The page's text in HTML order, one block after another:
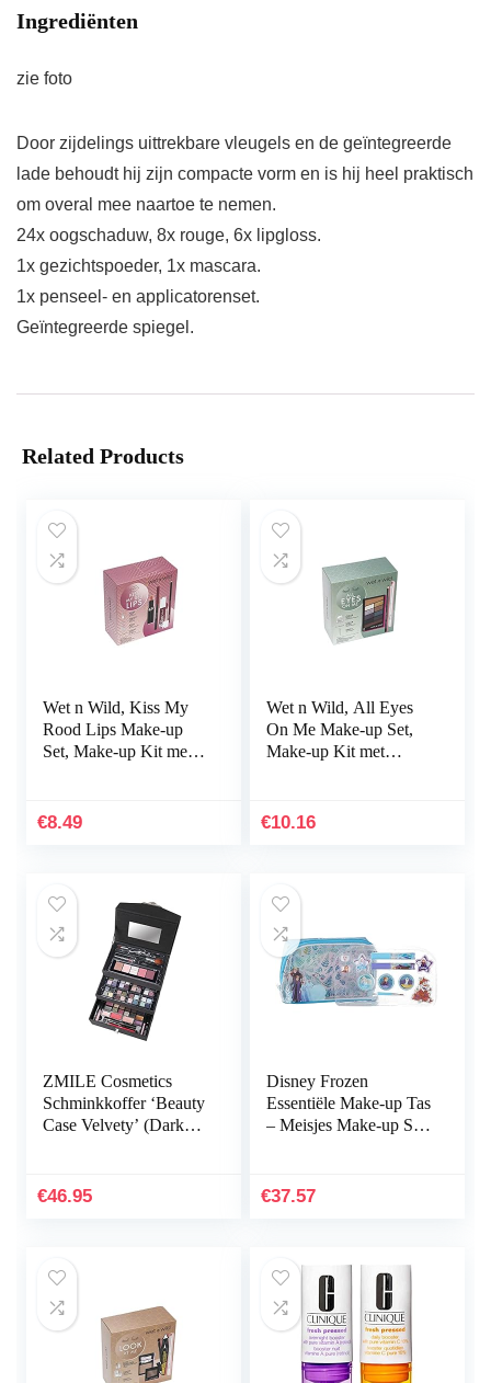
Ingrediënten
zie foto
Door zijdelings uittrekbare vleugels en de geïntegreerde
lade behoudt hij zijn compacte vorm en is hij heel praktisch
om overal mee naartoe te nemen.
24x oogschaduw, 8x rouge, 6x lipgloss.
1x gezichtspoeder, 1x mascara.
1x penseel- en applicatorenset.
Geïntegreerde spiegel.
Related Products
Wet n Wild, Kiss My
Rood Lips Make-up
Set, Make-up Kit met
Hyaluronzuur…
€8.49
Wet n Wild, All Eyes
On Me Make-up Set,
Make-up Kit met
Rijk gepigmenteerd
€10.16
ZMILE Cosmetics
Schminkkoffer ‘Beauty
Case Velvety’ (Dark
€46.95
Disney Frozen
Essentiële Make-up Tas
– Meisjes Make-up Set
Frozen met Leuke…
€37.57